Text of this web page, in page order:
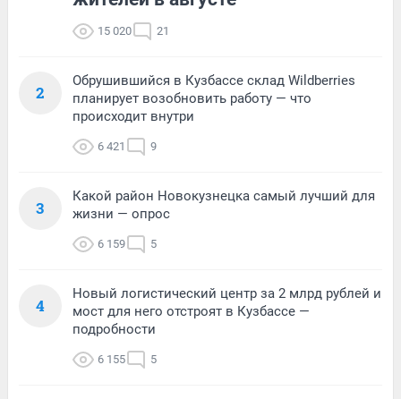
15 020 21
2
Обрушившийся в Кузбассе склад Wildberries
планирует возобновить работу — что
происходит внутри
6 421 9
3
Какой район Новокузнецка самый лучший для
жизни — опрос
6 159 5
4
Новый логистический центр за 2 млрд рублей и
мост для него отстроят в Кузбассе —
подробности
6 155 5